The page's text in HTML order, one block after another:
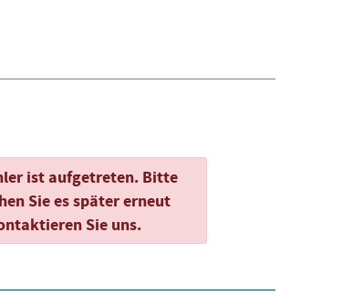
ist aufgetreten. Bitte
Sie es später erneut
Sie uns.